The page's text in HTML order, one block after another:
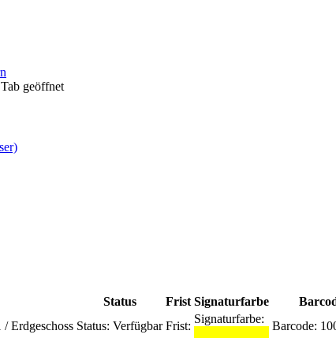
geöffnet
Status Frist Signaturfarbe
Erdgeschoss Status: Verfügbar Frist:
Signaturfarbe:
Barcode: